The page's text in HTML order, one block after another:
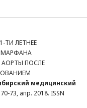
ТИ ЛЕТНЕЕ
ПОСЛЕ
медицинский
73, апр. 2018. ISSN